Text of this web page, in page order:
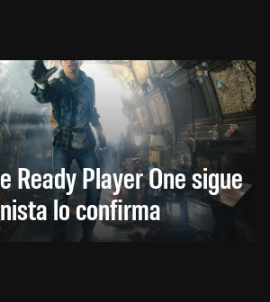
Ready Player One sigue
lo confirma